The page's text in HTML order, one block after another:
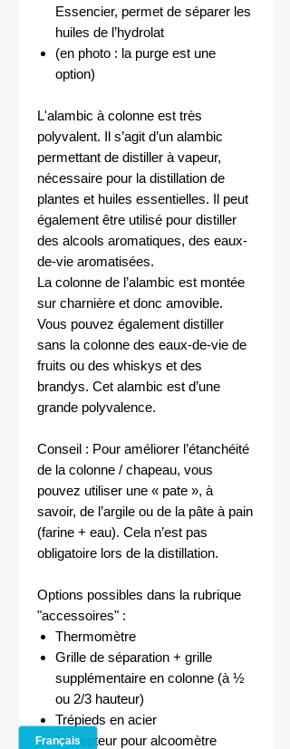
Essencier, permet de séparer les
huiles de l’hydrolat
(en photo : la purge est une
option)
L'alambic à colonne est très
polyvalent. Il s’agit d’un alambic
permettant de distiller à vapeur,
nécessaire pour la distillation de
plantes et huiles essentielles. Il peut
également être utilisé pour distiller
des alcools aromatiques, des eaux-
de-vie aromatisées.
La colonne de l’alambic est montée
sur charnière et donc amovible.
Vous pouvez également distiller
sans la colonne des eaux-de-vie de
fruits ou des whiskys et des
brandys. Cet alambic est d’une
grande polyvalence.
Conseil : Pour améliorer l’étanchéité
de la colonne / chapeau, vous
pouvez utiliser une « pate », à
savoir, de l’argile ou de la pâte à pain
(farine + eau). Cela n’est pas
obligatoire lors de la distillation.
Options possibles dans la rubrique
"accessoires" :
Thermomètre
Grille de séparation + grille
supplémentaire en colonne (à ½
ou 2/3 hauteur)
Trépieds en acier
Récepteur pour alcoomètre